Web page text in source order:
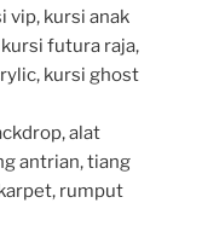
vip, kursi anak
futura raja,
kursi ghost
alat
antrian, tiang
rumput